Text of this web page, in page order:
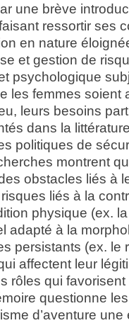
une brève
ressortir ses
en nature
et gestion de
psychologique
les femmes soient
leurs besoins
dans la
politiques de
montrent
obstacles liés à
liés à la
physique (ex.
adapté à la
persistants (ex. le
affectent leur
rôles qui
questionne
d’aventure une